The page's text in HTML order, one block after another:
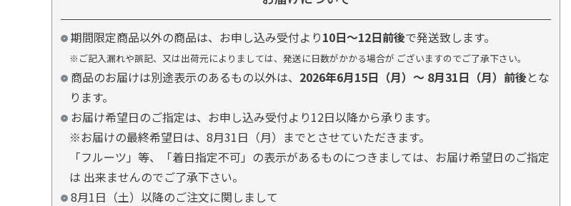
期間限定商品以外の商品は、お申し込み受付より10日～12日前後で発送致します。
※ご記入漏れや誤記、又は出荷元によりましては、発送に日数がかかる場合が ございますのでご了承下さい。
商品のお届けは別途表示のあるもの以外は、 2026年6月15日（月）～ 8月31日（月）前後とな
ります。
お届け希望日のご指定は、お申し込み受付より12日以降から承ります。
※お届けの最終希望日は、8月31日（月）までとさせていただきます。
「フルーツ」等、「着日指定不可」の表示があるものにつきましては、お届け希望日のご指定
は 出来ませんのでご了承下さい。
8月1日（土）以降のご注文に関しまして